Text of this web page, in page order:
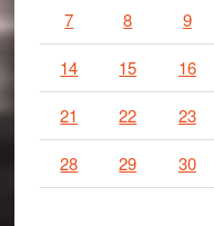
7 8 9
14 15 16
21 22 23
28 29 30